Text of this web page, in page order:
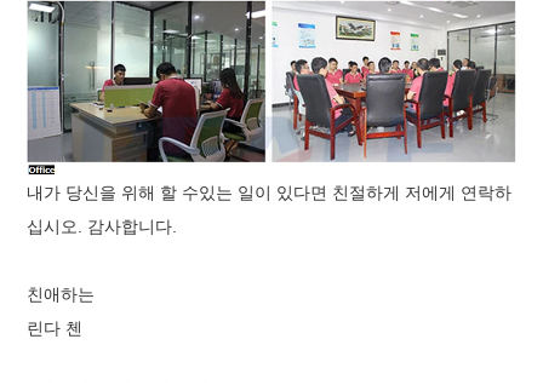
내가 당신을 위해 할 수있는 일이 있다면 친절하게 저에게 연락하
십시오. 감사합니다.
친애하는
린다 첸